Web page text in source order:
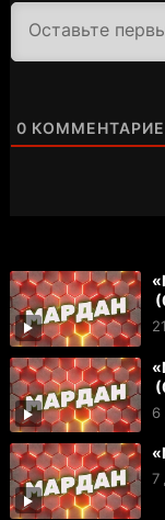
0
6
7